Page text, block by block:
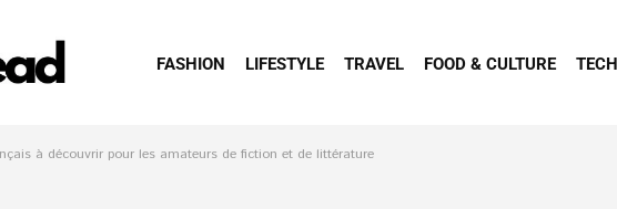
FASHION LIFESTYLE TRAVEL FOOD & CULTURE
à découvrir pour les amateurs de fiction et de littérature